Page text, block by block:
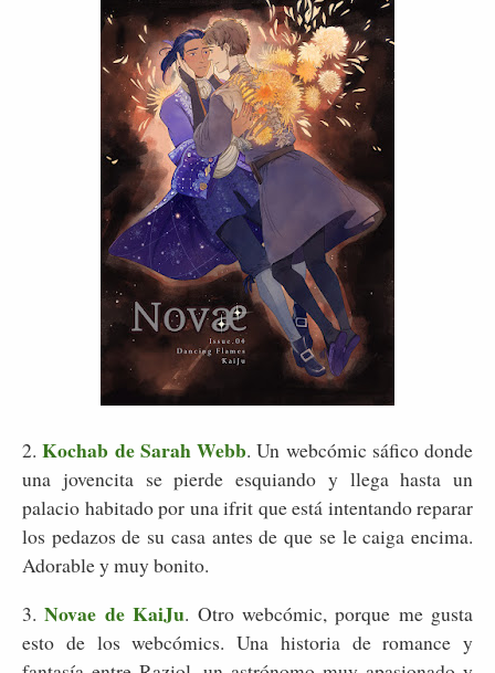
2.Kochab de Sarah Webb. Un webcómic sáfico donde
una jovencita se pierde esquiando y llega hasta un
palacio habitado por una ifrit que está intentando reparar
los pedazos de su casa antes de que se le caiga encima.
Adorable y muy bonito.
3.Novae de KaiJu. Otro webcómic, porque me gusta
esto de los webcómics. Una historia de romance y